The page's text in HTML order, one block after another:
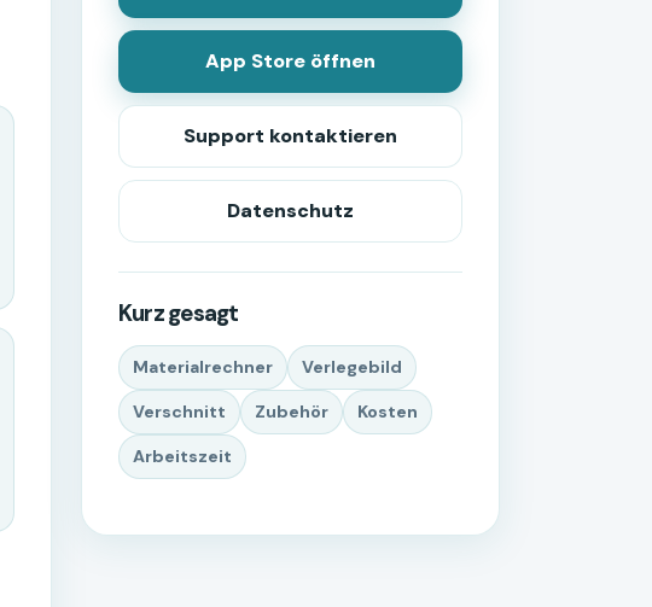
App Store öffnen
Support kontaktieren
Datenschutz
Kurz gesagt
Materialrechner Verlegebild
Verschnitt Zubehör Kosten
Arbeitszeit